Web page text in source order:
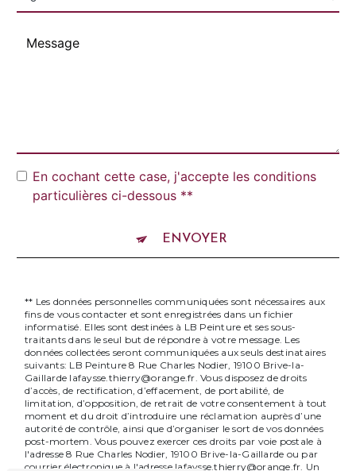
En cochant cette case, j'accepte les conditions
particulières ci-dessous **
ENVOYER
** Les données personnelles communiquées sont nécessaires aux
fins de vous contacter et sont enregistrées dans un fichier
informatisé. Elles sont destinées à LB Peinture et ses sous-
traitants dans le seul but de répondre à votre message. Les
données collectées seront communiquées aux seuls destinataires
suivants: LB Peinture 8 Rue Charles Nodier, 19100 Brive-la-
Gaillarde lafaysse.thierry@orange.fr. Vous disposez de droits
d’accès, de rectification, d’effacement, de portabilité, de
limitation, d’opposition, de retrait de votre consentement à tout
moment et du droit d’introduire une réclamation auprès d’une
autorité de contrôle, ainsi que d’organiser le sort de vos données
post-mortem. Vous pouvez exercer ces droits par voie postale à
l'adresse 8 Rue Charles Nodier, 19100 Brive-la-Gaillarde ou par
courrier électronique à l'adresse lafaysse.thierry@orange.fr. Un